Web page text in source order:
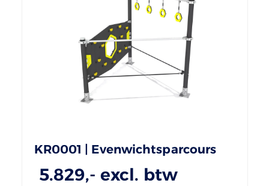
KR0001 | Evenwichtsparcours
5.829,- excl. btw